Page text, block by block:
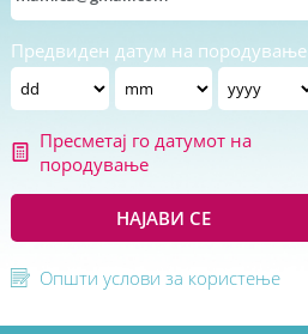
Предвиден датум на породување
Пресметај го датумот на
породување
НАЈАВИ СЕ
Општи услови за користење